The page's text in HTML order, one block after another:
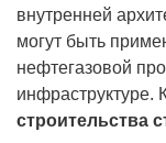
внутренней
могут быть
нефтегазовой
инфраструктуре.
строительства